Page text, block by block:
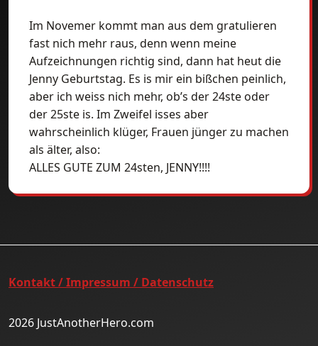
Im Novemer kommt man aus dem gratulieren
fast nich mehr raus, denn wenn meine
Aufzeichnungen richtig sind, dann hat heut die
Jenny Geburtstag. Es is mir ein bißchen peinlich,
aber ich weiss nich mehr, ob’s der 24ste oder
der 25ste is. Im Zweifel isses aber
wahrscheinlich klüger, Frauen jünger zu machen
als älter, also:
ALLES GUTE ZUM 24sten, JENNY!!!!
Kontakt / Impressum / Datenschutz
2026 JustAnotherHero.com